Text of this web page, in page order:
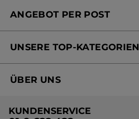
Mein Konto
Online Preisliste
ANGEBOT PER POST
Versandhandel Preisliste
UNSERE TOP-KATEGORIEN
Black Friday Yves Rocher
ÜBER UNS
KUNDENSERVICE